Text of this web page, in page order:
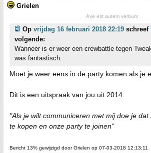
Grielen
Ave est autem verbum
Op vrijdag 16 februari 2018 22:19 schreef
volgende:
Wanneer is er weer een crewbattle tegen
was fantastisch.
Moet je weer eens in de party komen als je
Dit is een uitspraak van jou uit 2014:
"Als je wilt communiceren met mij doe je
te kopen en onze party te joinen"
Bericht 13% gewijzigd door Grielen op 07-03-2018 12:13:11